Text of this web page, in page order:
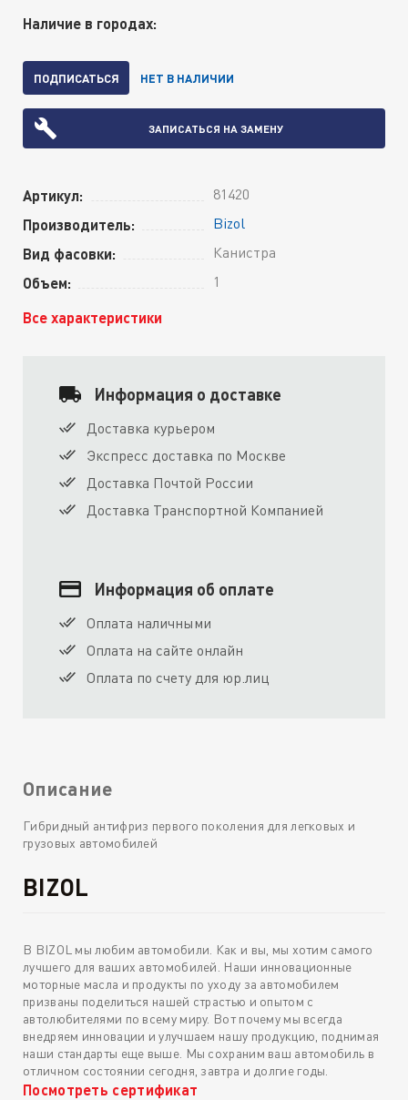
Наличие в городах:
ПОДПИСАТЬСЯ НЕТ В НАЛИЧИИ
ЗАПИСАТЬСЯ НА ЗАМЕНУ
Артикул: 81420
Производитель: Bizol
Вид фасовки: Канистра
Объем: 1
Все характеристики
Информация о доставке
Доставка курьером
Экспресс доставка по Москве
Доставка Почтой России
Доставка Транспортной Компанией
Информация об оплате
Оплата наличными
Оплата на сайте онлайн
Оплата по счету для юр.лиц
Описание
Гибридный антифриз первого поколения для легковых и
грузовых автомобилей
BIZOL
В BIZOL мы любим автомобили. Как и вы, мы хотим самого
лучшего для ваших автомобилей. Наши инновационные
моторные масла и продукты по уходу за автомобилем
призваны поделиться нашей страстью и опытом с
автолюбителями по всему миру. Вот почему мы всегда
внедряем инновации и улучшаем нашу продукцию, поднимая
наши стандарты еще выше. Мы сохраним ваш автомобиль в
отличном состоянии сегодня, завтра и долгие годы.
Посмотреть сертификат